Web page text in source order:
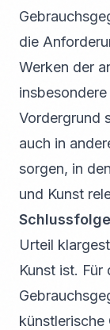
die
Werken der
Vordergrund
auch in
sorgen, in
und Kunst
Urteil
Kunst ist.
künstlerische